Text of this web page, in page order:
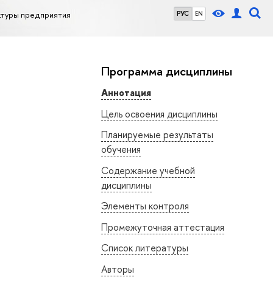
РУС EN
предприятия
Программа дисциплины
Аннотация
Цель освоения дисциплины
Планируемые результаты
обучения
Содержание учебной
дисциплины
Элементы контроля
Промежуточная аттестация
Список литературы
Авторы